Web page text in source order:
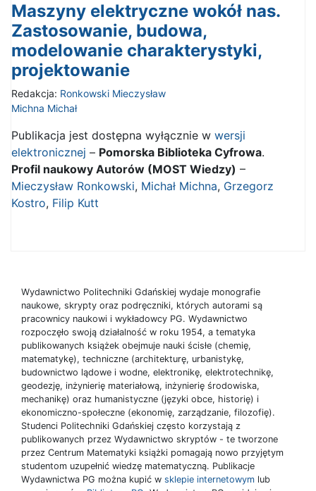
Maszyny elektryczne wokół nas.
Zastosowanie, budowa,
modelowanie charakterystyki,
projektowanie
Redakcja: Ronkowski Mieczysław
Michna Michał
Publikacja jest dostępna wyłącznie w wersji
elektronicznej – Pomorska Biblioteka Cyfrowa.
Profil naukowy Autorów (MOST Wiedzy) –
Mieczysław Ronkowski, Michał Michna, Grzegorz
Kostro, Filip Kutt
Wydawnictwo Politechniki Gdańskiej wydaje monografie
naukowe, skrypty oraz podręczniki, których autorami są
pracownicy naukowi i wykładowcy PG. Wydawnictwo
rozpoczęło swoją działalność w roku 1954, a tematyka
publikowanych książek obejmuje nauki ścisłe (chemię,
matematykę), techniczne (architekturę, urbanistykę,
budownictwo lądowe i wodne, elektronikę, elektrotechnikę,
geodezję, inżynierię materiałową, inżynierię środowiska,
mechanikę) oraz humanistyczne (języki obce, historię) i
ekonomiczno-społeczne (ekonomię, zarządzanie, filozofię).
Studenci Politechniki Gdańskiej często korzystają z
publikowanych przez Wydawnictwo skryptów - te tworzone
przez Centrum Matematyki książki pomagają nowo przyjętym
studentom uzupełnić wiedzę matematyczną. Publikacje
Wydawnictwa PG można kupić w sklepie internetowym lub